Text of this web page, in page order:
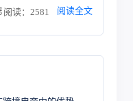
阅读：2581 阅读全文